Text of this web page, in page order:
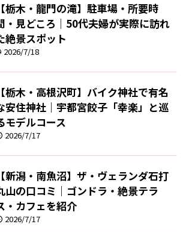
【栃木・龍門の滝】駐車場・所要時
・見どころ｜50代夫婦が実際に訪れ
絶景スポット
2026/7/18
【栃木・高根沢町】バイク神社で有名
安住神社｜宇都宮餃子「幸楽」と巡
モデルコース
2026/7/17
【新潟・南魚沼】ザ・ヴェランダ石打
山の口コミ｜ゴンドラ・絶景テラ
・カフェを紹介
2026/7/17